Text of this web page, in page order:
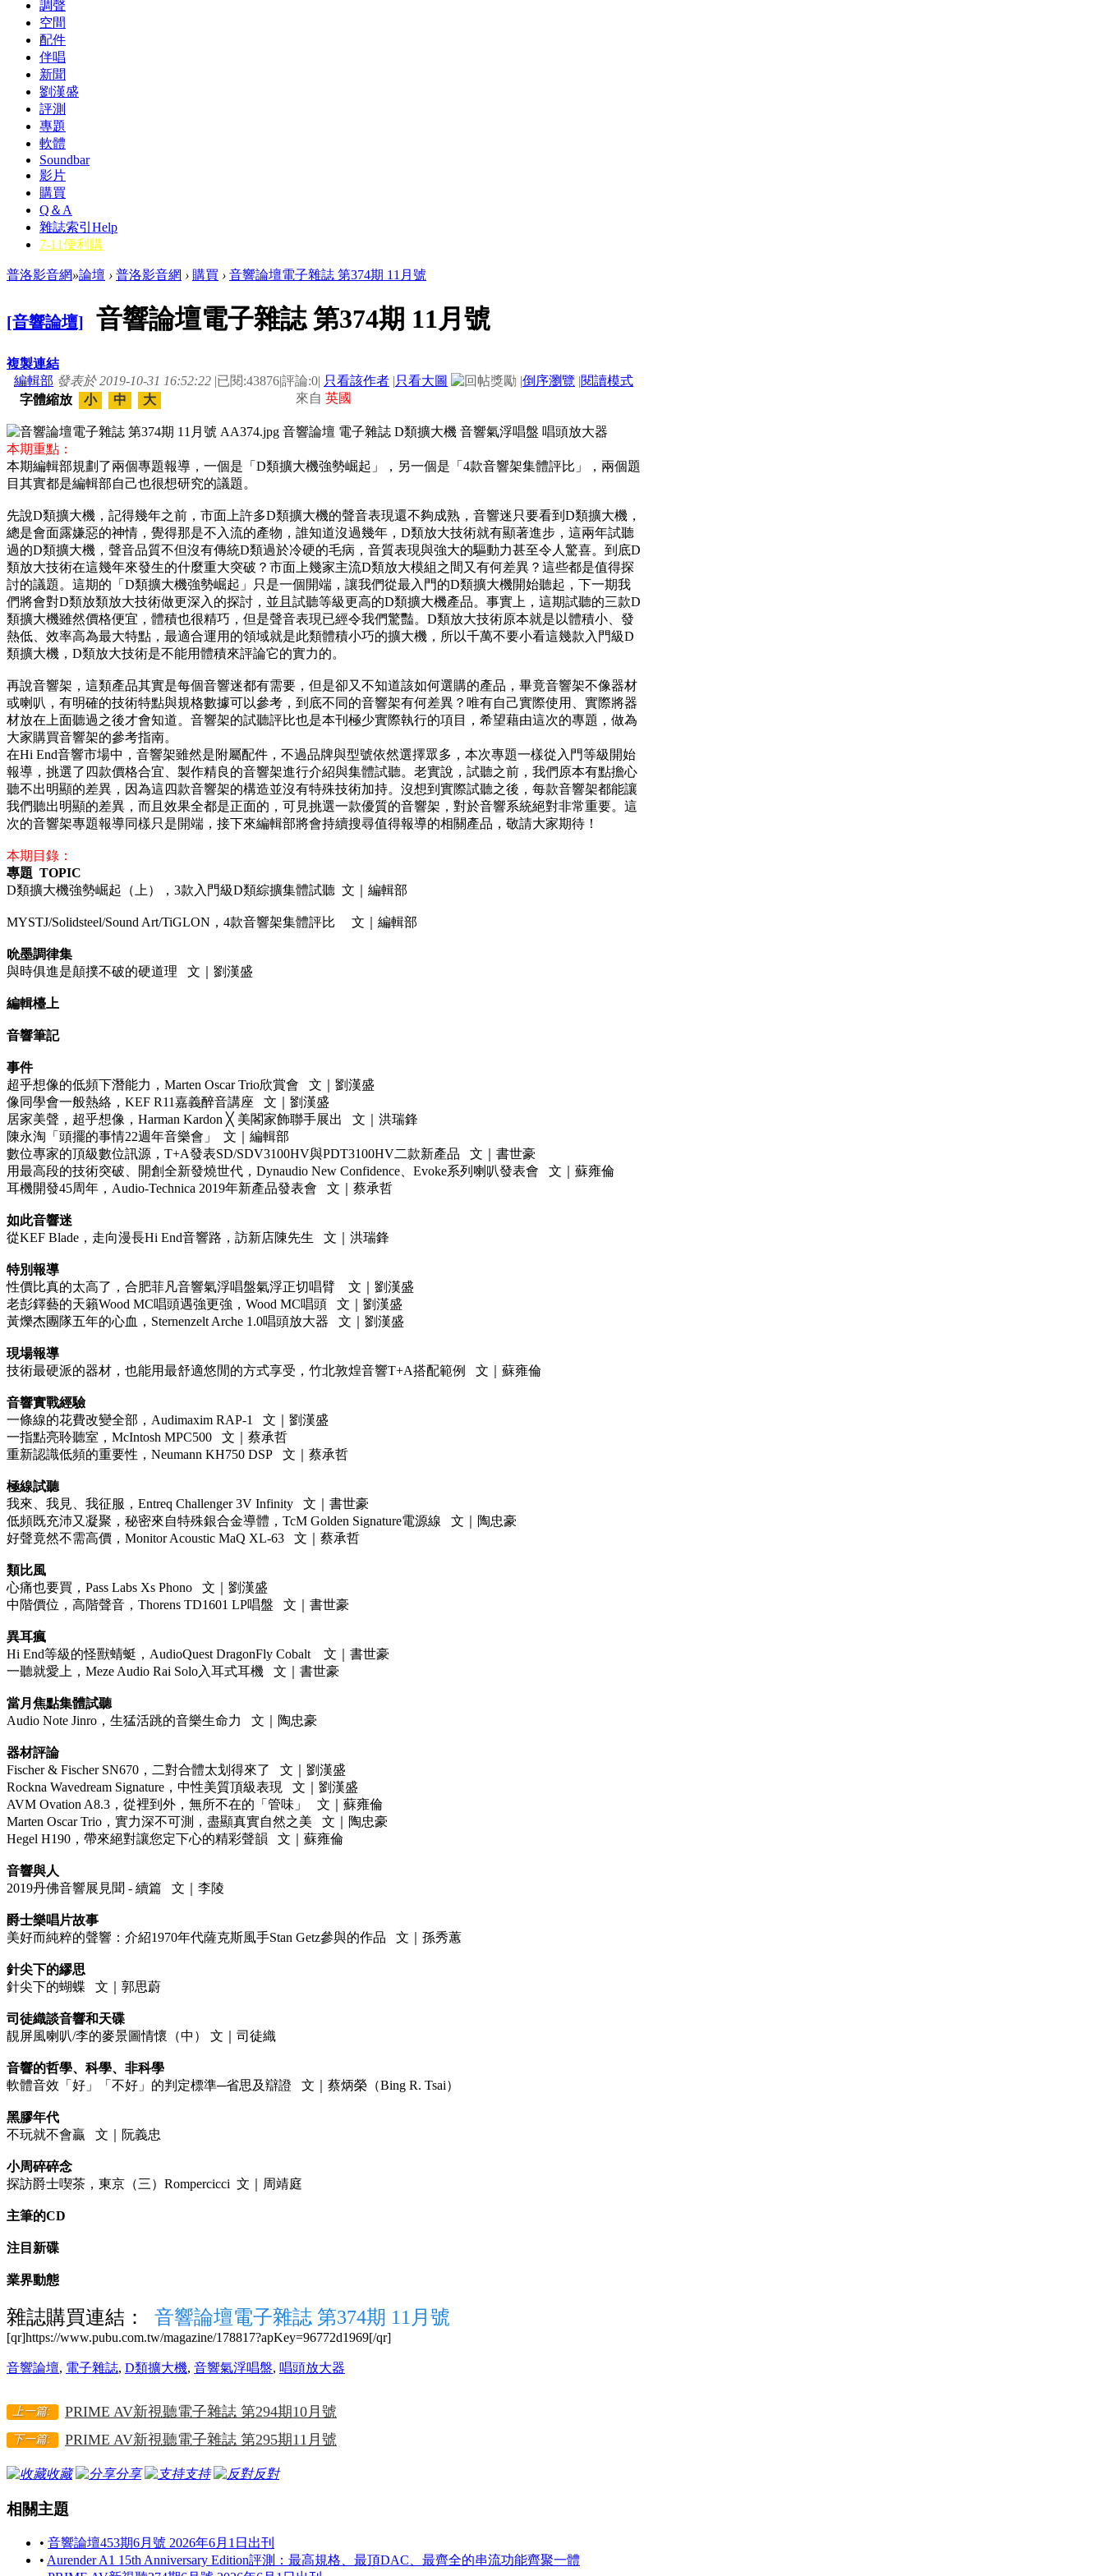
調聲
空間
配件
伴唱
新聞
劉漢盛
評測
專題
軟體
Soundbar
影片
購買
Q＆A
雜誌索引 Help
7-11便利購
普洛影音網»論壇 › 普洛影音網 › 購買 › 音響論壇電子雜誌 第374期 11月號
[音響論壇] 音響論壇電子雜誌 第374期 11月號
複製連結
編輯部 發表於 2019-10-31 16:52:22 |已閱:43876|評論:0| 只看該作者 |只看大圖 |倒序瀏覽 |閱讀模式
來自 英國
字體縮放 小 中 大
本期重點：
本期編輯部規劃了兩個專題報導，一個是「D類擴大機強勢崛起」，另一個是「4款音響架集體評比」，兩個題
目其實都是編輯部自己也很想研究的議題。
先說D類擴大機，記得幾年之前，市面上許多D類擴大機的聲音表現還不夠成熟，音響迷只要看到D類擴大機，
總是會面露嫌惡的神情，覺得那是不入流的產物，誰知道沒過幾年，D類放大技術就有顯著進步，這兩年試聽
過的D類擴大機，聲音品質不但沒有傳統D類過於冷硬的毛病，音質表現與強大的驅動力甚至令人驚喜。到底D
類放大技術在這幾年來發生的什麼重大突破？市面上幾家主流D類放大模組之間又有何差異？這些都是值得探
討的議題。這期的「D類擴大機強勢崛起」只是一個開端，讓我們從最入門的D類擴大機開始聽起，下一期我
們將會對D類放類放大技術做更深入的探討，並且試聽等級更高的D類擴大機產品。事實上，這期試聽的三款D
類擴大機雖然價格便宜，體積也很精巧，但是聲音表現已經令我們驚豔。D類放大技術原本就是以體積小、發
熱低、效率高為最大特點，最適合運用的領域就是此類體積小巧的擴大機，所以千萬不要小看這幾款入門級D
類擴大機，D類放大技術是不能用體積來評論它的實力的。
再說音響架，這類產品其實是每個音響迷都有需要，但是卻又不知道該如何選購的產品，畢竟音響架不像器材
或喇叭，有明確的技術特點與規格數據可以參考，到底不同的音響架有何差異？唯有自己實際使用、實際將器
材放在上面聽過之後才會知道。音響架的試聽評比也是本刊極少實際執行的項目，希望藉由這次的專題，做為
大家購買音響架的參考指南。
在Hi End音響市場中，音響架雖然是附屬配件，不過品牌與型號依然選擇眾多，本次專題一樣從入門等級開始
報導，挑選了四款價格合宜、製作精良的音響架進行介紹與集體試聽。老實說，試聽之前，我們原本有點擔心
聽不出明顯的差異，因為這四款音響架的構造並沒有特殊技術加持。沒想到實際試聽之後，每款音響架都能讓
我們聽出明顯的差異，而且效果全都是正面的，可見挑選一款優質的音響架，對於音響系統絕對非常重要。這
次的音響架專題報導同樣只是開端，接下來編輯部將會持續搜尋值得報導的相關產品，敬請大家期待！
本期目錄：
專題 TOPIC
D類擴大機強勢崛起（上），3款入門級D類綜擴集體試聽 文｜編輯部
MYSTJ/Solidsteel/Sound Art/TiGLON，4款音響架集體評比 文｜編輯部
吮墨調律集
與時俱進是顛撲不破的硬道理 文｜劉漢盛
編輯檯上
音響筆記
事件
超乎想像的低頻下潛能力，Marten Oscar Trio欣賞會 文｜劉漢盛
像同學會一般熱絡，KEF R11嘉義醉音講座 文｜劉漢盛
居家美聲，超乎想像，Harman Kardon ╳ 美閣家飾聯手展出 文｜洪瑞鋒
陳永淘「頭擺的事情22週年音樂會」 文｜編輯部
數位專家的頂級數位訊源，T+A發表SD/SDV3100HV與PDT3100HV二款新產品 文｜書世豪
用最高段的技術突破、開創全新發燒世代，Dynaudio New Confidence、Evoke系列喇叭發表會 文｜蘇雍倫
耳機開發45周年，Audio-Technica 2019年新產品發表會 文｜蔡承哲
如此音響迷
從KEF Blade，走向漫長Hi End音響路，訪新店陳先生 文｜洪瑞鋒
特別報導
性價比真的太高了，合肥菲凡音響氣浮唱盤氣浮正切唱臂 文｜劉漢盛
老彭鐸藝的天籟Wood MC唱頭遇強更強，Wood MC唱頭 文｜劉漢盛
黃爍杰團隊五年的心血，Sternenzelt Arche 1.0唱頭放大器 文｜劉漢盛
現場報導
技術最硬派的器材，也能用最舒適悠閒的方式享受，竹北敦煌音響T+A搭配範例 文｜蘇雍倫
音響實戰經驗
一條線的花費改變全部，Audimaxim RAP-1 文｜劉漢盛
一指點亮聆聽室，McIntosh MPC500 文｜蔡承哲
重新認識低頻的重要性，Neumann KH750 DSP 文｜蔡承哲
極線試聽
我來、我見、我征服，Entreq Challenger 3V Infinity 文｜書世豪
低頻既充沛又凝聚，秘密來自特殊銀合金導體，TcM Golden Signature電源線 文｜陶忠豪
好聲竟然不需高價，Monitor Acoustic MaQ XL-63 文｜蔡承哲
類比風
心痛也要買，Pass Labs Xs Phono 文｜劉漢盛
中階價位，高階聲音，Thorens TD1601 LP唱盤 文｜書世豪
異耳瘋
Hi End等級的怪獸蜻蜓，AudioQuest DragonFly Cobalt 文｜書世豪
一聽就愛上，Meze Audio Rai Solo入耳式耳機 文｜書世豪
當月焦點集體試聽
Audio Note Jinro，生猛活跳的音樂生命力 文｜陶忠豪
器材評論
Fischer & Fischer SN670，二對合體太划得來了 文｜劉漢盛
Rockna Wavedream Signature，中性美質頂級表現 文｜劉漢盛
AVM Ovation A8.3，從裡到外，無所不在的「管味」 文｜蘇雍倫
Marten Oscar Trio，實力深不可測，盡顯真實自然之美 文｜陶忠豪
Hegel H190，帶來絕對讓您定下心的精彩聲韻 文｜蘇雍倫
音響與人
2019丹佛音響展見聞 - 續篇 文｜李陵
爵士樂唱片故事
美好而純粹的聲響：介紹1970年代薩克斯風手Stan Getz參與的作品 文｜孫秀蕙
針尖下的繆思
針尖下的蝴蝶 文｜郭思蔚
司徒織談音響和天碟
靚屏風喇叭/李的麥景圖情懷（中） 文｜司徒織
音響的哲學、科學、非科學
軟體音效「好」「不好」的判定標準─省思及辯證 文｜蔡炳榮（Bing R. Tsai）
黑膠年代
不玩就不會贏 文｜阮義忠
小周碎碎念
探訪爵士喫茶，東京（三）Rompercicci 文｜周靖庭
主筆的CD
注目新碟
業界動態
雜誌購買連結： 音響論壇電子雜誌 第374期 11月號
[qr]https://www.pubu.com.tw/magazine/178817?apKey=96772d1969[/qr]
音響論壇, 電子雜誌, D類擴大機, 音響氣浮唱盤, 唱頭放大器
上一篇: PRIME AV新視聽電子雜誌 第294期10月號
下一篇: PRIME AV新視聽電子雜誌 第295期11月號
收藏 分享 支持 反對
相關主題
• 音響論壇453期6月號 2026年6月1日出刊
• Aurender A1 15th Anniversary Edition評測：最高規格、最頂DAC、最齊全的串流功能齊聚一體